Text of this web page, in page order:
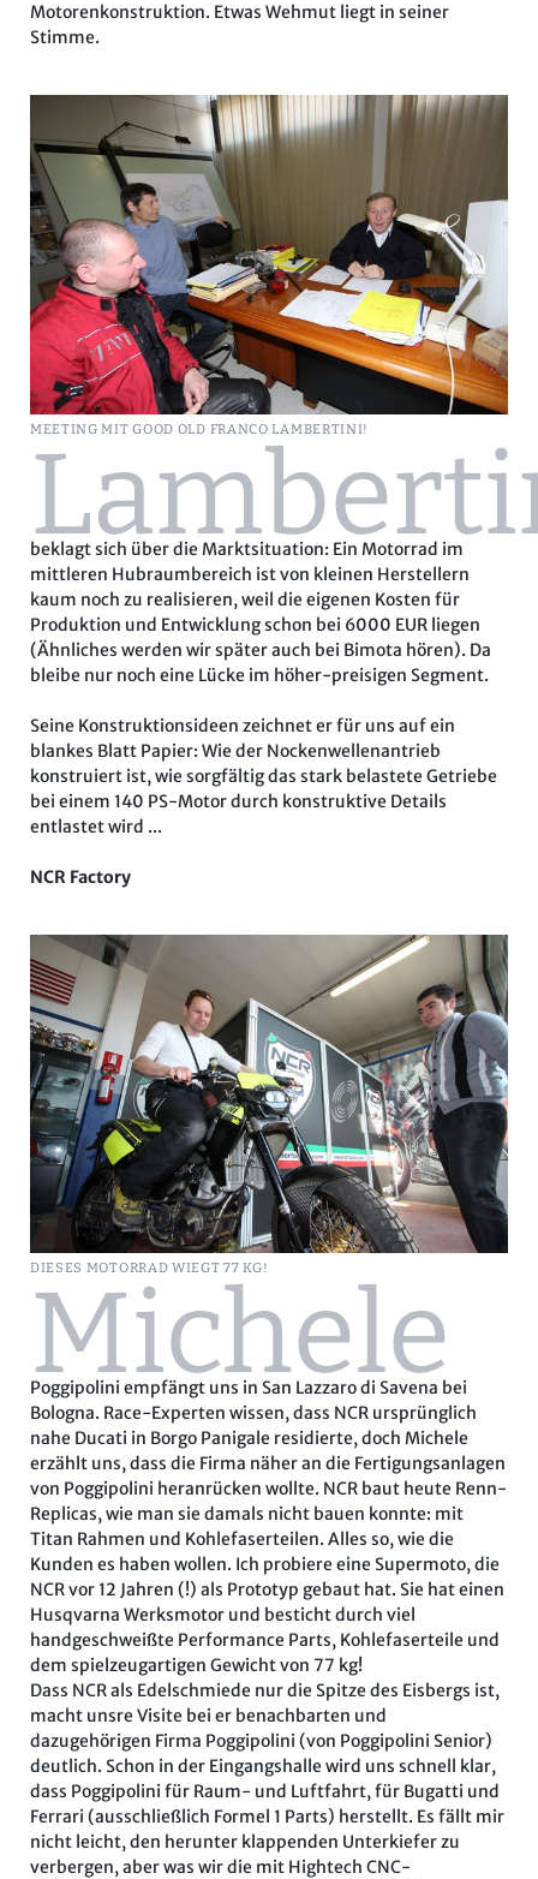
Motorenkonstruktion. Etwas Wehmut liegt in seiner
Stimme.
MEETING MIT GOOD OLD FRANCO LAMBERTINI!
beklagt sich über die Marktsituation: Ein Motorrad im
mittleren Hubraumbereich ist von kleinen Herstellern
kaum noch zu realisieren, weil die eigenen Kosten für
Produktion und Entwicklung schon bei 6000 EUR liegen
(Ähnliches werden wir später auch bei Bimota hören). Da
bleibe nur noch eine Lücke im höher-preisigen Segment.
Seine Konstruktionsideen zeichnet er für uns auf ein
blankes Blatt Papier: Wie der Nockenwellenantrieb
konstruiert ist, wie sorgfältig das stark belastete Getriebe
bei einem 140 PS-Motor durch konstruktive Details
entlastet wird ...
NCR Factory
DIESES MOTORRAD WIEGT 77 KG!
Michele
Poggipolini empfängt uns in San Lazzaro di Savena bei
Bologna. Race-Experten wissen, dass NCR ursprünglich
nahe Ducati in Borgo Panigale residierte, doch Michele
erzählt uns, dass die Firma näher an die Fertigungsanlagen
von Poggipolini heranrücken wollte. NCR baut heute Renn-
Replicas, wie man sie damals nicht bauen konnte: mit
Titan Rahmen und Kohlefaserteilen. Alles so, wie die
Kunden es haben wollen. Ich probiere eine Supermoto, die
NCR vor 12 Jahren (!) als Prototyp gebaut hat. Sie hat einen
Husqvarna Werksmotor und besticht durch viel
handgeschweißte Performance Parts, Kohlefaserteile und
dem spielzeugartigen Gewicht von 77 kg!
Dass NCR als Edelschmiede nur die Spitze des Eisbergs ist,
macht unsre Visite bei er benachbarten und
dazugehörigen Firma Poggipolini (von Poggipolini Senior)
deutlich. Schon in der Eingangshalle wird uns schnell klar,
dass Poggipolini für Raum- und Luftfahrt, für Bugatti und
Ferrari (ausschließlich Formel 1 Parts) herstellt. Es fällt mir
nicht leicht, den herunter klappenden Unterkiefer zu
verbergen, aber was wir die mit Hightech CNC-